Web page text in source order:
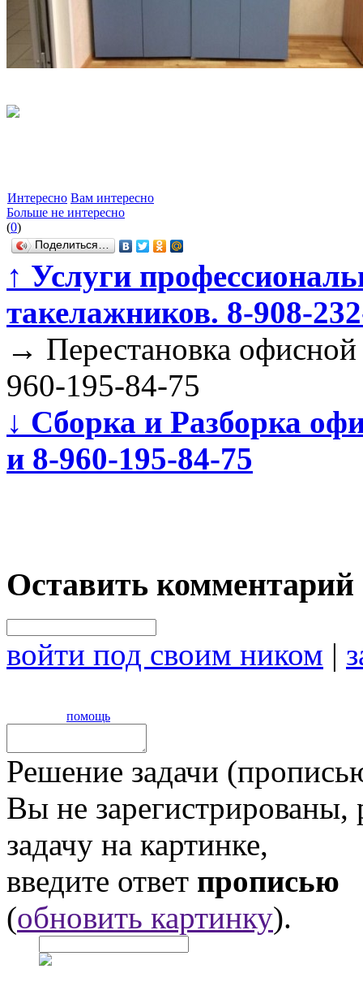
Интересно Вам интересно
Больше не интересно
(0)
Поделиться…
↑ Услуги
такелажников. 8-908-
→ Перестановка
960-195-84-75
↓ Сборка и Разборка
и 8-960-195-84-75
Оставить комментарий
войти под своим ником |
помощь
Решение задачи
Вы не
задачу на картинке,
введите ответ прописью
(обновить картинку).